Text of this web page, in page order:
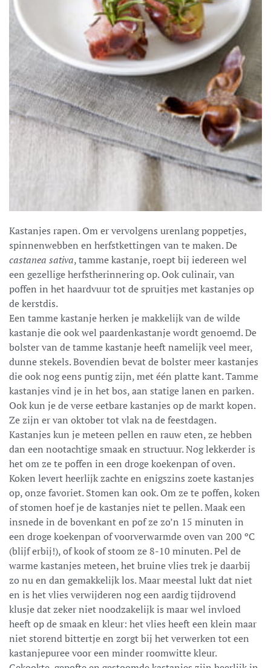
Kastanjes rapen. Om er vervolgens urenlang poppetjes,
spinnenwebben en herfstkettingen van te maken. De
castanea sativa, tamme kastanje, roept bij iedereen wel
een gezellige herfstherinnering op. Ook culinair, van
poffen in het haardvuur tot de spruitjes met kastanjes op
de kerstdis.
Een tamme kastanje herken je makkelijk van de wilde
kastanje die ook wel paardenkastanje wordt genoemd. De
bolster van de tamme kastanje heeft namelijk veel meer,
dunne stekels. Bovendien bevat de bolster meer kastanjes
die ook nog eens puntig zijn, met één platte kant. Tamme
kastanjes vind je in het bos, aan statige lanen en parken.
Ook kun je de verse eetbare kastanjes op de markt kopen.
Ze zijn er van oktober tot vlak na de feestdagen.
Kastanjes kun je meteen pellen en rauw eten, ze hebben
dan een nootachtige smaak en structuur. Nog lekkerder is
het om ze te poffen in een droge koekenpan of oven.
Koken levert heerlijk zachte en enigszins zoete kastanjes
op, onze favoriet. Stomen kan ook. Om ze te poffen, koken
of stomen hoef je de kastanjes niet te pellen. Maak een
insnede in de bovenkant en pof ze zo’n 15 minuten in
een droge koekenpan of voorverwarmde oven van 200 ºC
(blijf erbij!), of kook of stoom ze 8-10 minuten. Pel de
warme kastanjes meteen, het bruine vlies trek je daarbij
zo nu en dan gemakkelijk los. Maar meestal lukt dat niet
en is het vlies verwijderen nog een aardig tijdrovend
klusje dat zeker niet noodzakelijk is maar wel invloed
heeft op de smaak en kleur: het vlies heeft een klein maar
niet storend bittertje en zorgt bij het verwerken tot een
kastanjepuree voor een minder roomwitte kleur.